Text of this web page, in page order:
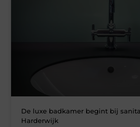
De luxe badkamer begint bij
Harderwijk